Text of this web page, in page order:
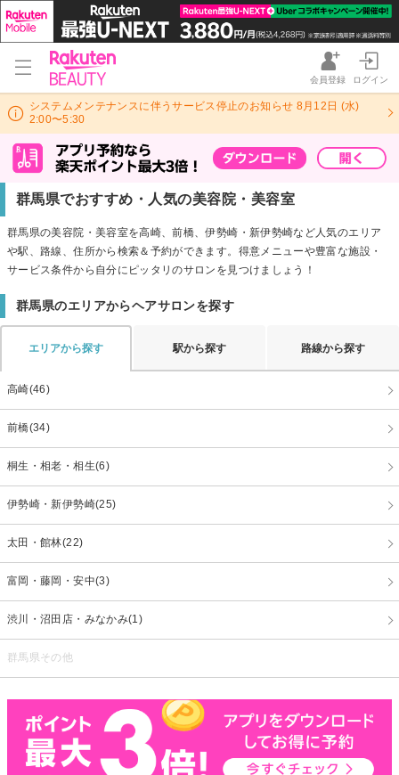
会員登録 ログイン
システムメンテナンスに伴うサービス停止のお知らせ 8月12日 (水)
2:00〜5:30
群馬県でおすすめ・人気の美容院・美容室
群馬県の美容院・美容室を高崎、前橋、伊勢崎・新伊勢崎など人気のエリア
や駅、路線、住所から検索＆予約ができます。得意メニューや豊富な施設・
サービス条件から自分にピッタリのサロンを見つけましょう！
群馬県のエリアからヘアサロンを探す
エリアから探す 駅から探す 路線から探す
高崎(46)
前橋(34)
桐生・相老・相生(6)
伊勢崎・新伊勢崎(25)
太田・館林(22)
富岡・藤岡・安中(3)
渋川・沼田店・みなかみ(1)
群馬県その他